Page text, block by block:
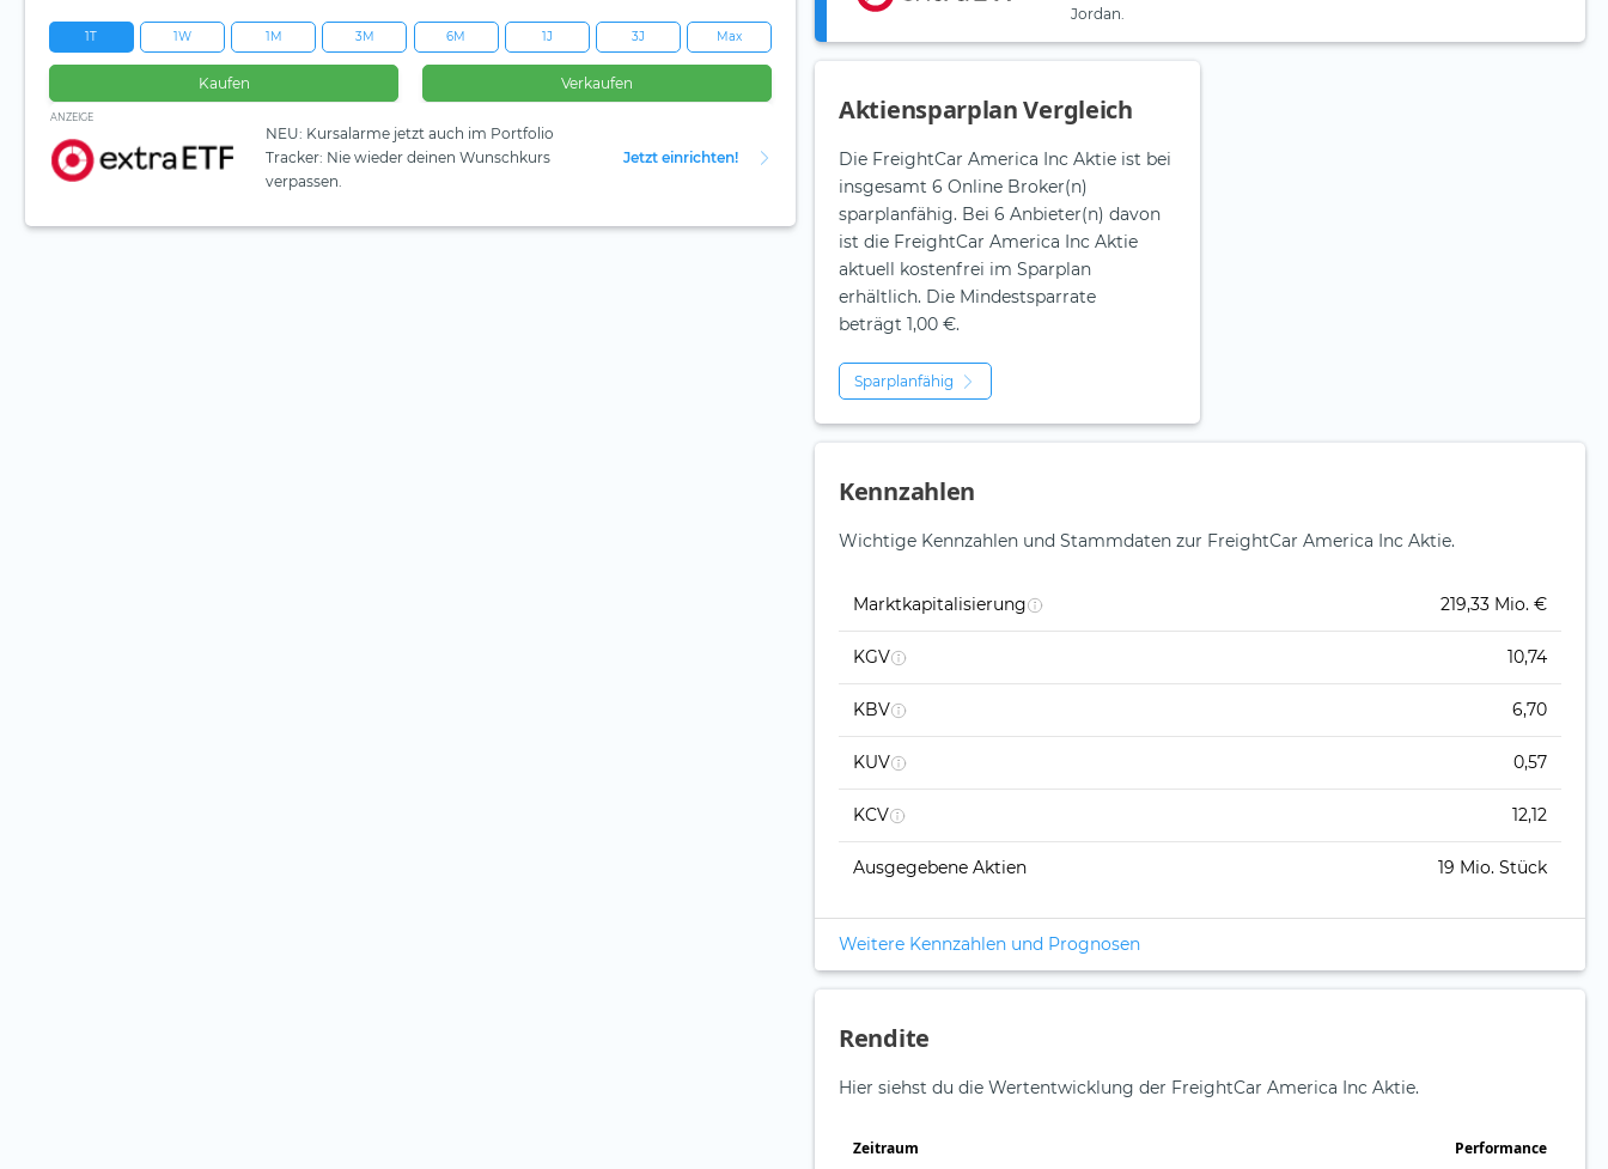
1T 1W 1M 3M 6M 1J 3J Max
Kaufen Verkaufen
ANZEIGE
NEU: Kursalarme jetzt auch im Portfolio
Tracker: Nie wieder deinen Wunschkurs
verpassen.
Jetzt einrichten!
Jordan.
Aktiensparplan Vergleich
Die FreightCar America Inc Aktie ist bei
insgesamt 6 Online Broker(n)
sparplanfähig. Bei 6 Anbieter(n) davon
ist die FreightCar America Inc Aktie
aktuell kostenfrei im Sparplan
erhältlich. Die Mindestsparrate
beträgt 1,00 €.
Sparplanfähig
Kennzahlen
Wichtige Kennzahlen und Stammdaten zur FreightCar America Inc Aktie.
Marktkapitalisierung 219,33 Mio. €
KGV 10,74
KBV 6,70
KUV 0,57
KCV 12,12
Ausgegebene Aktien 19 Mio. Stück
Weitere Kennzahlen und Prognosen
Rendite
Hier siehst du die Wertentwicklung der FreightCar America Inc Aktie.
Zeitraum Perfor­mance